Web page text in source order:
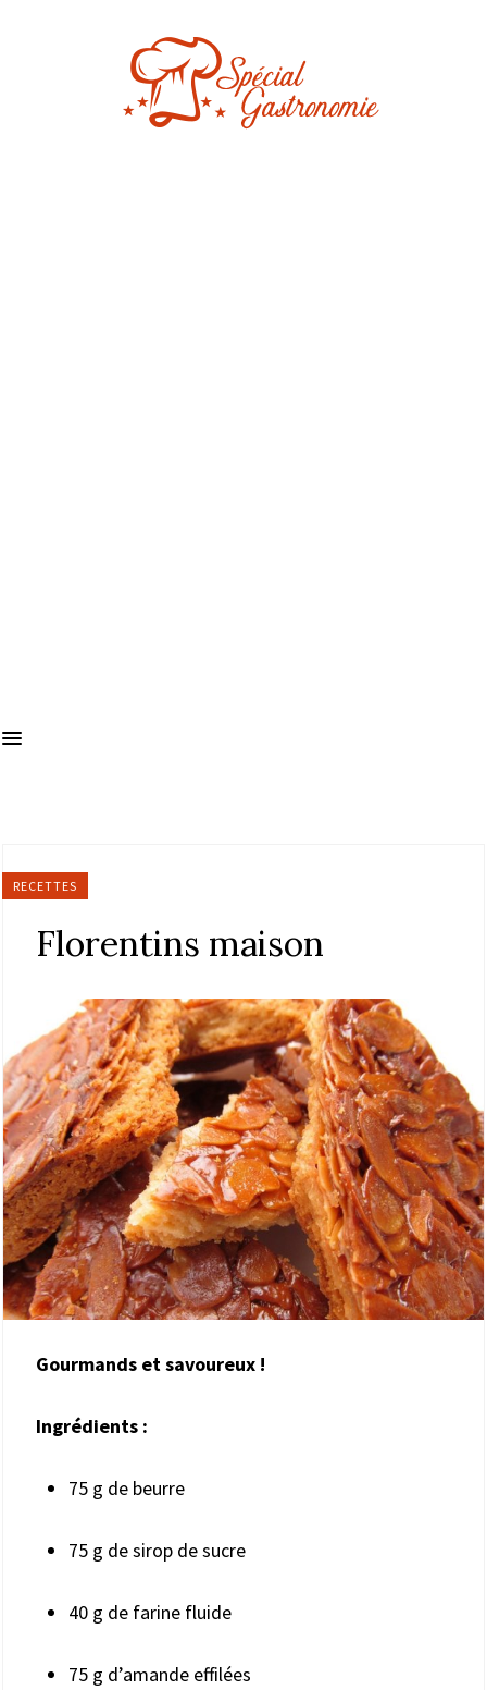
RECETTES
Florentins maison
Gourmands et savoureux !
Ingrédients :
75 g de beurre
75 g de sirop de sucre
40 g de farine fluide
75 g d’amande effilées